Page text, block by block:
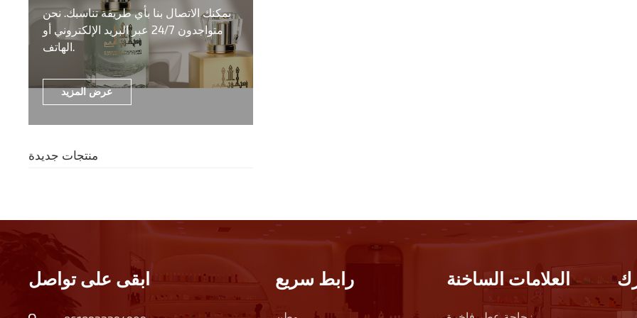
يمكنك الاتصال بنا بأي طريقة تناسبك. نحن
متواجدون 24/7 عبر البريد الإلكتروني أو
الهاتف.
عرض المزيد
منتجات جديدة
ابقى على تواصل رابط سريع العلامات الساخنة